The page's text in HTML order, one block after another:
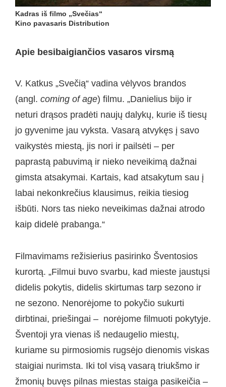
Kadras iš filmo „Svečias“
Kino pavasaris Distribution
Apie besibaigiančios vasaros virsmą
V. Katkus „Svečią“ vadina vėlyvos brandos
(angl. coming of age) filmu. „Danielius bijo ir
neturi drąsos pradėti naujų dalykų, kurie iš tiesų
jo gyvenime jau vyksta. Vasarą atvykęs į savo
vaikystės miestą, jis nori ir pailsėti – per
paprastą pabuvimą ir nieko neveikimą dažnai
gimsta atsakymai. Kartais, kad atsakytum sau į
labai nekonkrečius klausimus, reikia tiesiog
išbūti. Nors tas nieko neveikimas dažnai atrodo
kaip didelė prabanga.“
Filmavimams režisierius pasirinko Šventosios
kurortą. „Filmui buvo svarbu, kad mieste jaustųsi
didelis pokytis, didelis skirtumas tarp sezono ir
ne sezono. Nenorėjome to pokyčio sukurti
dirbtinai, priešingai – norėjome filmuoti pokytyje.
Šventoji yra vienas iš nedaugelio miestų,
kuriame su pirmosiomis rugsėjo dienomis viskas
staigiai nurimsta. Iki tol visą vasarą triukšmo ir
žmonių buvęs pilnas miestas staiga pasikeičia –